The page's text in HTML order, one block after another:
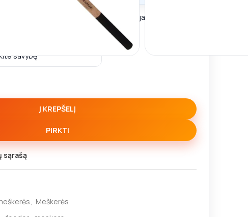
Catch Airone Feeder – Puikiai tinka žvejojant tokias žuvis
Į KREPŠELĮ
PIRKTI
sąrašą
, Meškerės